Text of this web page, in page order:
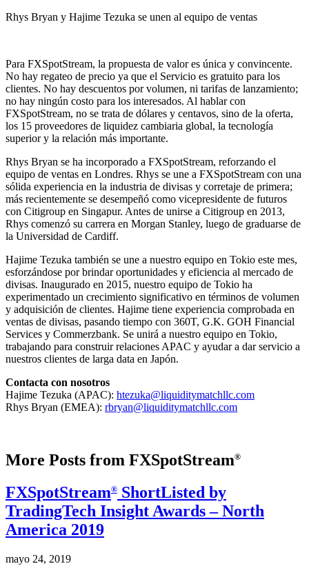
Rhys Bryan y Hajime Tezuka se unen al equipo de ventas
Para FXSpotStream, la propuesta de valor es única y convincente.
No hay regateo de precio ya que el Servicio es gratuito para los
clientes. No hay descuentos por volumen, ni tarifas de lanzamiento;
no hay ningún costo para los interesados. Al hablar con
FXSpotStream, no se trata de dólares y centavos, sino de la oferta,
los 15 proveedores de liquidez cambiaria global, la tecnología
superior y la relación más importante.
Rhys Bryan se ha incorporado a FXSpotStream, reforzando el
equipo de ventas en Londres. Rhys se une a FXSpotStream con una
sólida experiencia en la industria de divisas y corretaje de primera;
más recientemente se desempeñó como vicepresidente de futuros
con Citigroup en Singapur. Antes de unirse a Citigroup en 2013,
Rhys comenzó su carrera en Morgan Stanley, luego de graduarse de
la Universidad de Cardiff.
Hajime Tezuka también se une a nuestro equipo en Tokio este mes,
esforzándose por brindar oportunidades y eficiencia al mercado de
divisas. Inaugurado en 2015, nuestro equipo de Tokio ha
experimentado un crecimiento significativo en términos de volumen
y adquisición de clientes. Hajime tiene experiencia comprobada en
ventas de divisas, pasando tiempo con 360T, G.K. GOH Financial
Services y Commerzbank. Se unirá a nuestro equipo en Tokio,
trabajando para construir relaciones APAC y ayudar a dar servicio a
nuestros clientes de larga data en Japón.
Contacta con nosotros
Hajime Tezuka (APAC): htezuka@liquiditymatchllc.com
Rhys Bryan (EMEA): rbryan@liquiditymatchllc.com
More Posts from FXSpotStream®
FXSpotStream® ShortListed by
TradingTech Insight Awards – North
America 2019
mayo 24, 2019